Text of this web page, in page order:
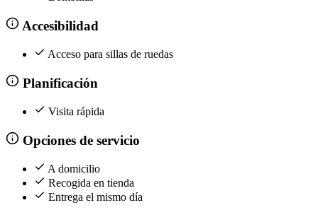
Accesibilidad
Acceso para sillas de ruedas
Planificación
Visita rápida
Opciones de servicio
A domicilio
Recogida en tienda
Entrega el mismo día